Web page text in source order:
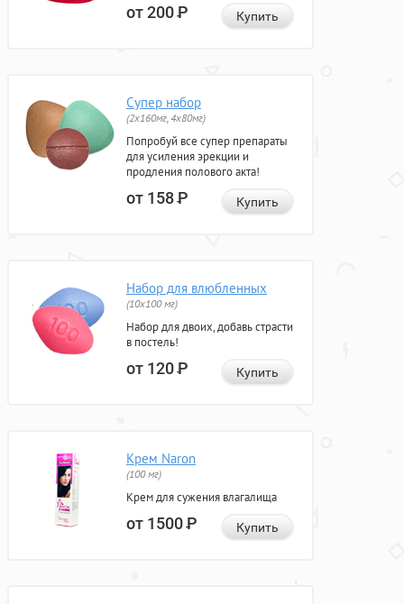
от 200Р Купить
Супер набор
(2х160мг, 4х80мг)
Попробуй все супер препараты
для усиления эрекции и
продления полового акта!
от 158Р Купить
Набор для влюбленных
(10х100 мг)
Набор для двоих, добавь страсти
в постель!
от 120Р Купить
Крем Naron
(100 мг)
Крем для сужения влагалища
от 1500Р Купить